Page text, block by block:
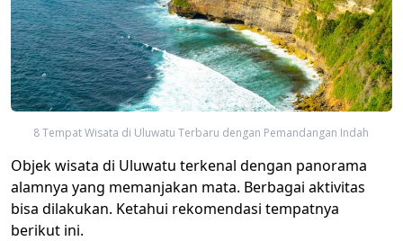
8 Tempat Wisata di Uluwatu Terbaru dengan Pemandangan Indah
Objek wisata di Uluwatu terkenal dengan panorama
alamnya yang memanjakan mata. Berbagai aktivitas
bisa dilakukan. Ketahui rekomendasi tempatnya
berikut ini.